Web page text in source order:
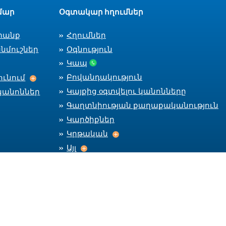
Աշխատանքի ընդունում
Օգտակար հղումներ
Հղումներ
Օգնություն
Կապ
Բովանդակություն
Կայքից оգտվելու կանոնները
Գաղտնիության քաղաքականություն
Կարծիքներ
Կրթական
Կրթական
Այլ
Այլ